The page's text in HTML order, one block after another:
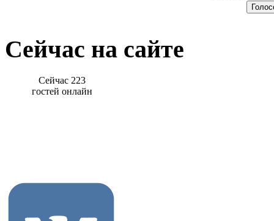
Сейчас на сайте
Сейчас 223
гостей онлайн